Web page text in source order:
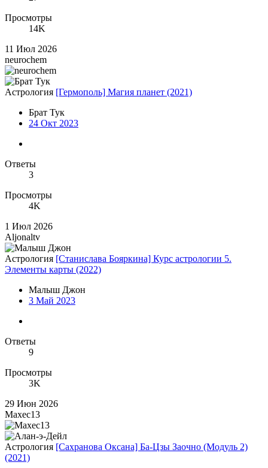
Просмотры
14K
11 Июл 2026
neurochem
Астрология [Гермополь] Магия планет (2021)
Брат Тук
24 Окт 2023
Ответы
3
Просмотры
4K
1 Июл 2026
Aljonaltv
Астрология [Станислава Бояркина] Курс астрологии 5.
Элементы карты (2022)
Малыш Джон
3 Май 2023
Ответы
9
Просмотры
3K
29 Июн 2026
Maxec13
Астрология [Сахранова Оксана] Ба-Цзы Заочно (Модуль 2)
(2021)